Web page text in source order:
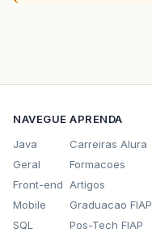
NAVEGUE
Java
Geral
Front-end
Mobile
SQL
APRENDA
Carreiras Alura
Formacoes
Artigos
Graduacao FIAP
Pos-Tech FIAP